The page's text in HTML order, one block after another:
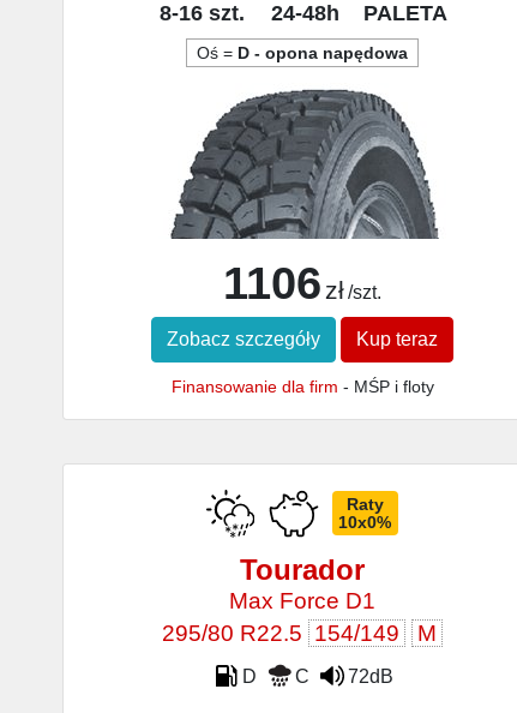
8-16 szt. 24-48h PALETA
Oś = D - opona napędowa
1106 zł/szt.
Zobacz szczegóły Kup teraz
Finansowanie dla firm - MŚP i floty
Raty
10x0%
Tourador
Max Force D1
295/80 R22.5 154/149 M
D C 72dB